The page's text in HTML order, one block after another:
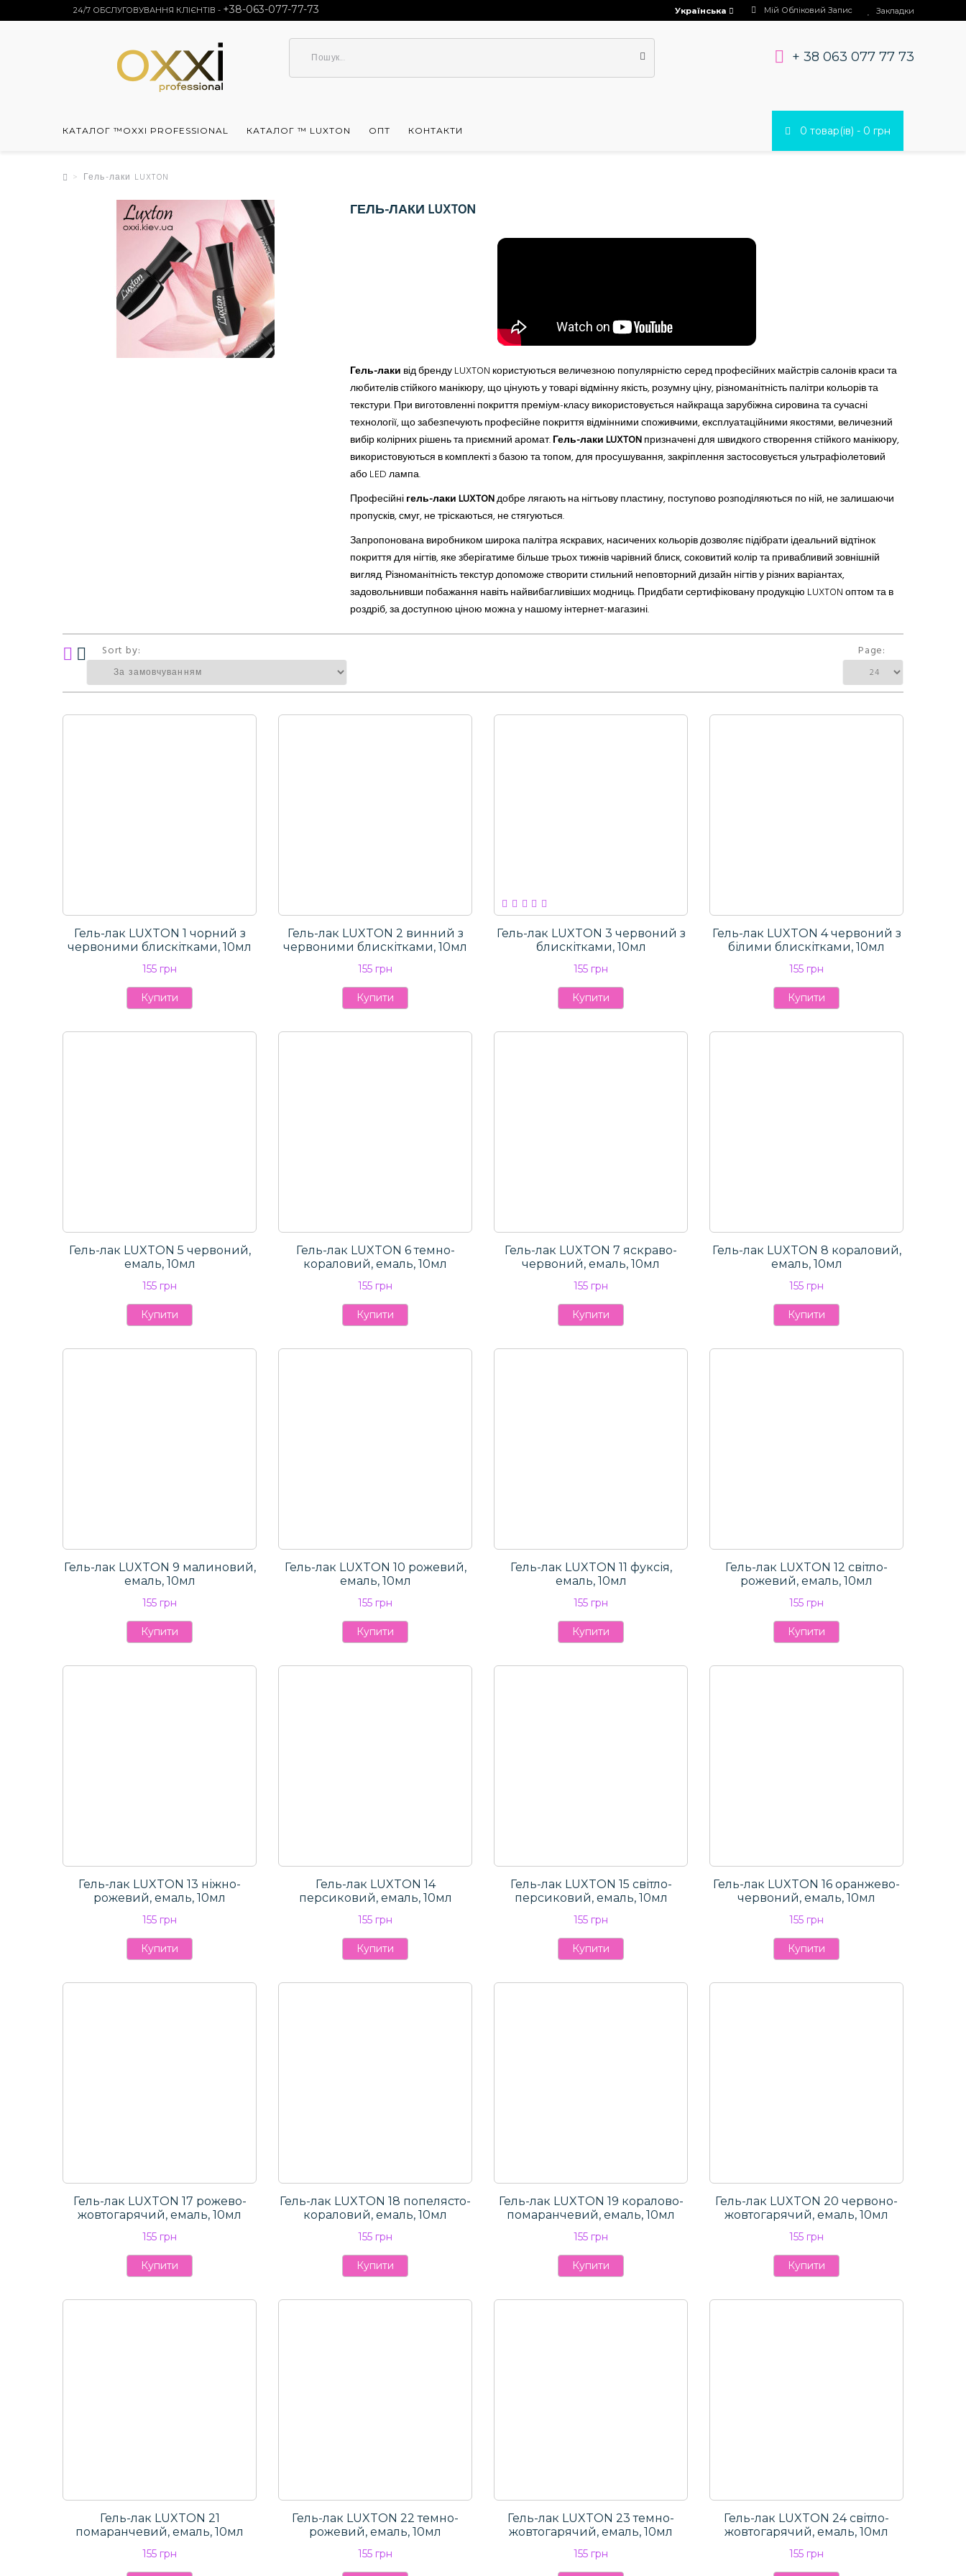
24/7 ОБСЛУГОВУВАННЯ КЛІЄНТІВ - +38-063-077-77-73 Закладки
Мій Обліковий Запис
Українська
+ 38 063 077 77 73
КАТАЛОГ ™OXXI PROFESSIONAL КАТАЛОГ ™ LUXTON ОПТ КОНТАКТИ 0 товар(ів) - 0 грн
Гель-лаки LUXTON
ГЕЛЬ-ЛАКИ LUXTON
Гель-лаки від бренду LUXTON користуються величезною популярністю серед професійних майстрів салонів краси та
любителів стійкого манікюру, що цінують у товарі відмінну якість, розумну ціну, різноманітність палітри кольорівта
текстури. При виготовленні покриття преміум-класу використовується найкраща зарубіжна сировинатасучасні
технології, що забезпечуютьпрофесійне покриття відміннимиспоживчими, експлуатаційнимиякостями, величезний
вибір колірних рішеньтаприємний аромат.Гель-лаки LUXTONпризначені для швидкого створення стійкого манікюру,
використовуються в комплекті з базою та топом, для просушування, закріплення застосовується ультрафіолетовий
або LED лампа.
Професійнігель-лаки LUXTONдобре лягають на нігтьову пластину, поступово розподіляються по ній, не залишаючи
пропусків, смуг, не тріскаються, не стягуються.
Запропонована виробником широка палітра яскравих, насичених кольорів дозволяє підібрати ідеальний відтінок
покриття для нігтів, яке зберігатиме більше трьох тижнів чарівний блиск, соковитий коліртапривабливий зовнішній
вигляд. Різноманітність текстур допоможе створити стильний неповторний дизайн нігтів у різних варіантах,
задовольнивши побажання навіть найвибагливіших модниць. Придбати сертифіковану продукцію LUXTON оптом та в
роздріб, за доступною ціною можна у нашому інтернет-магазині.
Sort by: Page:
Гель-лак LUXTON 1 чорний з
червоними блискітками, 10мл
155 грн
Купити
Гель-лак LUXTON 2 винний з
червоними блискітками, 10мл
155 грн
Купити
Гель-лак LUXTON 3 червоний з
блискітками, 10мл
155 грн
Купити
Гель-лак LUXTON 4 червоний з
білими блискітками, 10мл
155 грн
Купити
Гель-лак LUXTON 5 червоний,
емаль, 10мл
155 грн
Купити
Гель-лак LUXTON 6 темно-
кораловий, емаль, 10мл
155 грн
Купити
Гель-лак LUXTON 7 яскраво-
червоний, емаль, 10мл
155 грн
Купити
Гель-лак LUXTON 8 кораловий,
емаль, 10мл
155 грн
Купити
Гель-лак LUXTON 9 малиновий,
емаль, 10мл
155 грн
Купити
Гель-лак LUXTON 10 рожевий,
емаль, 10мл
155 грн
Купити
Гель-лак LUXTON 11 фуксія,
емаль, 10мл
155 грн
Купити
Гель-лак LUXTON 12 світло-
рожевий, емаль, 10мл
155 грн
Купити
Гель-лак LUXTON 13 ніжно-
рожевий, емаль, 10мл
155 грн
Купити
Гель-лак LUXTON 14
персиковий, емаль, 10мл
155 грн
Купити
Гель-лак LUXTON 15 світло-
персиковий, емаль, 10мл
155 грн
Купити
Гель-лак LUXTON 16 оранжево-
червоний, емаль, 10мл
155 грн
Купити
Гель-лак LUXTON 17 рожево-
жовтогарячий, емаль, 10мл
155 грн
Купити
Гель-лак LUXTON 18 попелясто-
кораловий, емаль, 10мл
155 грн
Купити
Гель-лак LUXTON 19 коралово-
помаранчевий, емаль, 10мл
155 грн
Купити
Гель-лак LUXTON 20 червоно-
жовтогарячий, емаль, 10мл
155 грн
Купити
Гель-лак LUXTON 21
помаранчевий, емаль, 10мл
155 грн
Гель-лак LUXTON 22 темно-
рожевий, емаль, 10мл
155 грн
Гель-лак LUXTON 23 темно-
жовтогарячий, емаль, 10мл
155 грн
Гель-лак LUXTON 24 світло-
жовтогарячий, емаль, 10мл
155 грн